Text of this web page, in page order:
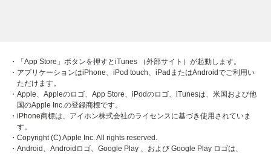
・「App Store」ボタンを押すとiTunes （外部サイト）が起動します。
・アプリケーションはiPhone、iPod touch、iPadまたはAndroidでご利用い
ただけます。
・Apple、Appleのロゴ、App Store、iPodのロゴ、iTunesは、米国および他
国のApple Inc.の登録商標です。
・iPhone商標は、アイホン株式会社のライセンスに基づき使用されていま
す。
・Copyright (C) Apple Inc. All rights reserved.
・Android、Androidロゴ、Google Play 、および Google Play ロゴは、